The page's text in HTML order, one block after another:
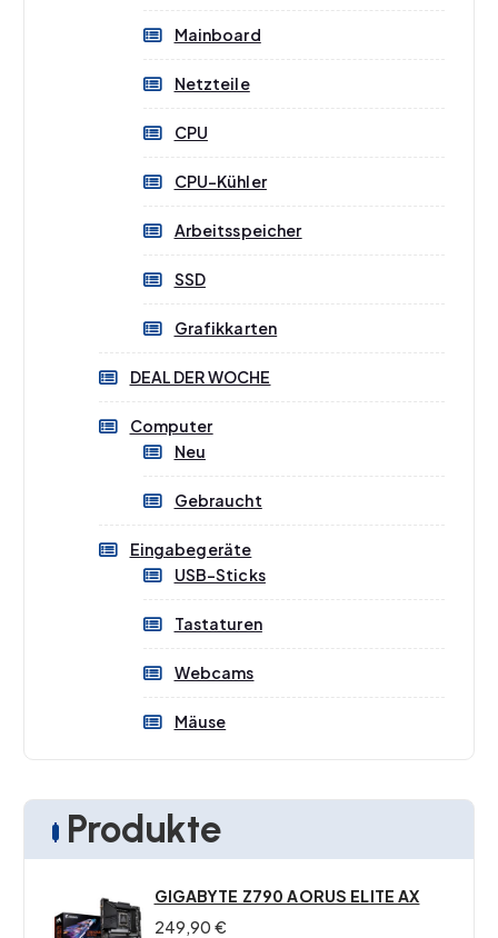
Mainboard
Netzteile
CPU
CPU-Kühler
Arbeitsspeicher
SSD
Grafikkarten
DEAL DER WOCHE
Computer
Neu
Gebraucht
Eingabegeräte
USB-Sticks
Tastaturen
Webcams
Mäuse
Produkte
GIGABYTE Z790 AORUS ELITE AX
249,90 €